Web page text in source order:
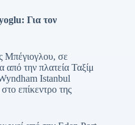
Για τον
Μπέγιογλου, σε
την πλατεία Ταξίμ
Istanbul
επίκεντρο της